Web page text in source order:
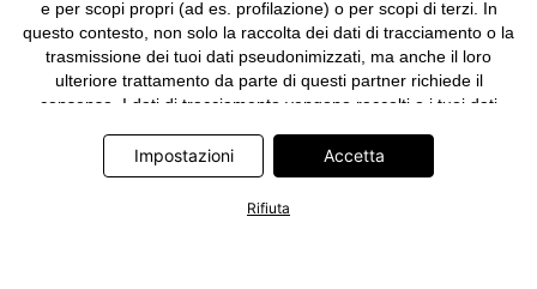
e per scopi propri (ad es. profilazione) o per scopi di terzi. In
questo contesto, non solo la raccolta dei dati di tracciamento o la
trasmissione dei tuoi dati pseudonimizzati, ma anche il loro
ulteriore trattamento da parte di questi partner richiede il
consenso. I dati di tracciamento vengono raccolti o i tuoi dati
pulsante "Accetta" nel banner di www.bonprix.it. I partner sono le
seguenti società: Adjust GmbH, Criteo SA, Google Ireland
Limited, Hurra Communications GmbH, ID5 Technology Ltd,
Impostazioni Accetta
Rifiuta